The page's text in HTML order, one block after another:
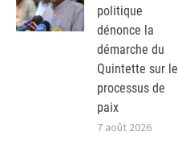
politique
dénonce la
démarche du
Quintette sur le
processus de
paix
7 août 2026